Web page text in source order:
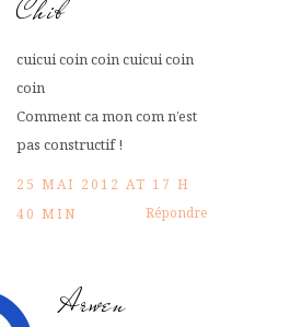
Chib
cuicui coin coin cuicui coin
coin
Comment ca mon com n’est
pas constructif !
25 MAI 2012 AT 17 H
40 MIN
Répondre
Arwen